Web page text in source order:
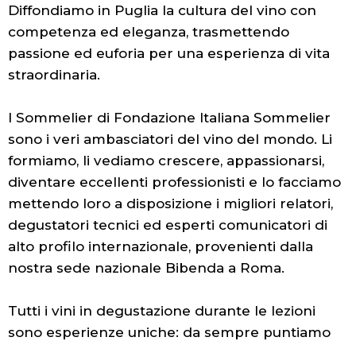
Diffondiamo in Puglia la cultura del vino con
competenza ed eleganza, trasmettendo
passione ed euforia per una esperienza di vita
straordinaria.
I Sommelier di Fondazione Italiana Sommelier
sono i veri ambasciatori del vino del mondo. Li
formiamo, li vediamo crescere, appassionarsi,
diventare eccellenti professionisti e lo facciamo
mettendo loro a disposizione i migliori relatori,
degustatori tecnici ed esperti comunicatori di
alto profilo internazionale, provenienti dalla
nostra sede nazionale Bibenda a Roma.
Tutti i vini in degustazione durante le lezioni
sono esperienze uniche: da sempre puntiamo